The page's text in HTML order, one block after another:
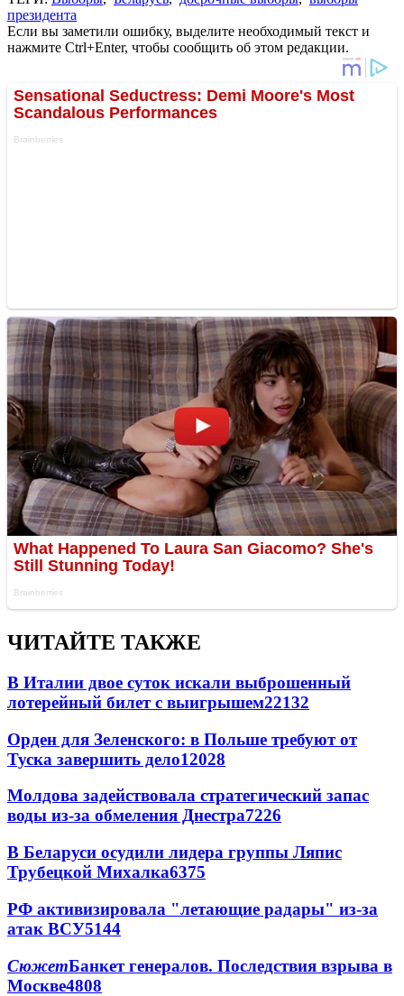
президента
Если вы заметили ошибку, выделите необходимый текст и
нажмите Ctrl+Enter, чтобы сообщить об этом редакции.
ЧИТАЙТЕ ТАКЖЕ
В Италии двое суток искали выброшенный
лотерейный билет с выигрышем22132
Орден для Зеленского: в Польше требуют от
Туска завершить дело12028
Молдова задействовала стратегический запас
воды из-за обмеления Днестра7226
В Беларуси осудили лидера группы Ляпис
Трубецкой Михалка6375
РФ активизировала "летающие радары" из-за
атак ВСУ5144
СюжетБанкет генералов. Последствия взрыва в
Москве4808